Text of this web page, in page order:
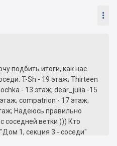

подбить итоги, как нас
T-Sh - 19 этаж; Thirteen
- 13 этаж; dear_julia -15
compatrion - 17 этаж;
Надеюсь правильно
соседней ветки ))) Кто
1, секция 3 - соседи"